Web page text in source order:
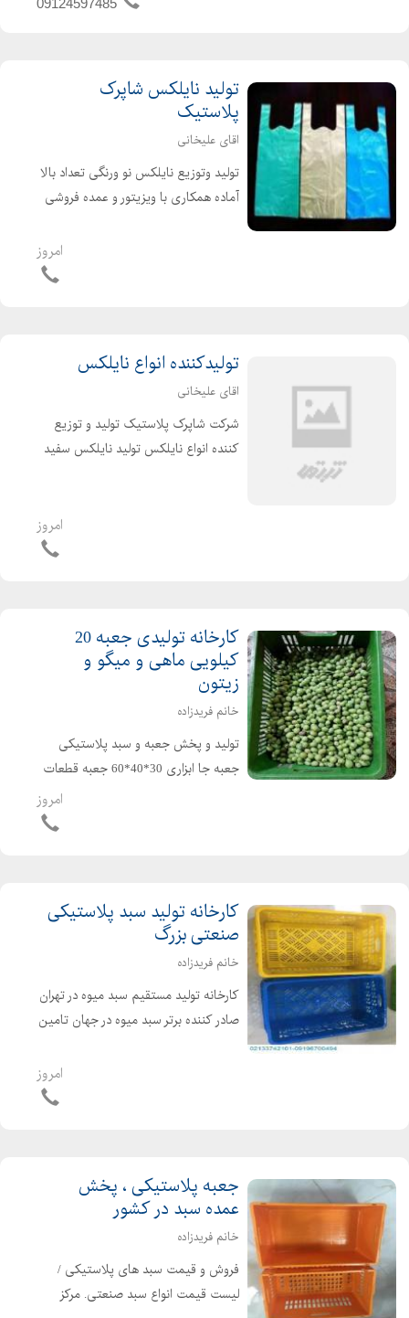
09124597485
تولید نایلکس شاپرک
پلاستیک
اقای علیخانی
تولید وتوزیع نایلکس نو ورنگی تعداد بالا
آماده همکاری با ویزیتور و عمده فروشی
ارزش افزوده برای شرکت ها ونهادها وامروز
تولیدکننده انواع نایلکس
اقای علیخانی
شرکت شاپرک پلاستیک تولید و توزیع
کننده انواع نایلکس تولید نایلکس سفید
و مناسب برای استفاده در سوپرمارکت،امروز
کارخانه تولیدی جعبه 20
کیلویی ماهی و میگو و
زیتون
خانم فریدزاده
تولید و پخش جعبه و سبد پلاستیکی
جعبه جا ابزاری 30*40*60 جعبه قطعات
امروز
کارخانه تولید سبد پلاستیکی
صنعتی بزرگ
خانم فریدزاده
کارخانه تولید مستقیم سبد میوه در تهران
صادر کننده برتر سبد میوه در جهان تامین
مستقیم سبد صنعتی بزرگ با مناسبامروز
جعبه پلاستیکی ، پخش
عمده سبد در کشور
خانم فریدزاده
فروش و قیمت سبد های پلاستیکی /
لیست قیمت انواع سبد صنعتی. مرکز